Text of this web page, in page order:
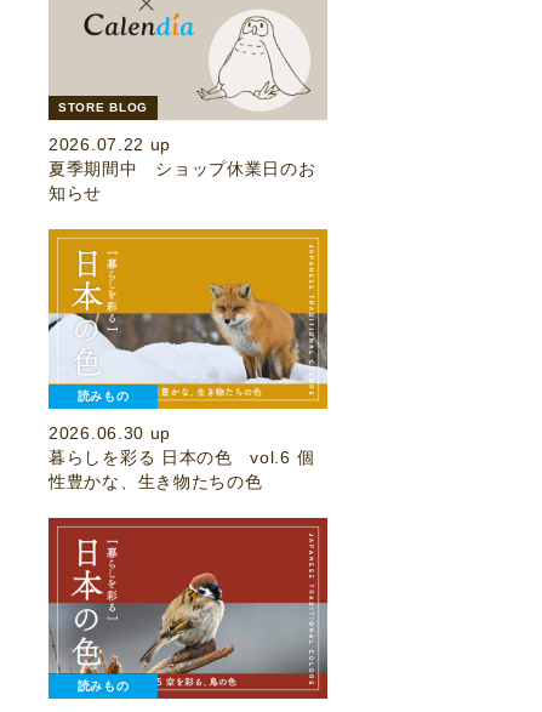
STORE BLOG
2026.07.22 up
夏季期間中 ショップ休業日のお
知らせ
読みもの
2026.06.30 up
暮らしを彩る 日本の色 vol.6 個
性豊かな、生き物たちの色
読みもの